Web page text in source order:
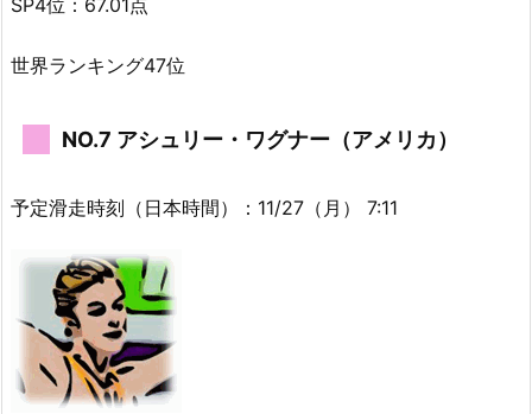
世界ランキング47位
NO.7 アシュリー・ワグナー（アメリカ）
予定滑走時刻（日本時間）：11/27（月） 7:11